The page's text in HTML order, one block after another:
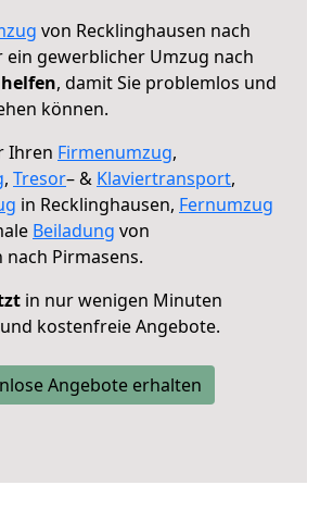
von Recklinghausen nach
ein gewerblicher Umzug nach
, damit Sie problemlos und
können.
Ihren Firmenumzug,
, Tresor– & Klaviertransport,
in Recklinghausen, Fernumzug
Beiladung von
nach Pirmasens.
in nur wenigen Minuten
kostenfreie Angebote.
Angebote erhalten